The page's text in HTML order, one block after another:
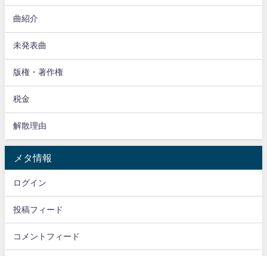
曲紹介
未発表曲
版権・著作権
税金
解散理由
メタ情報
ログイン
投稿フィード
コメントフィード